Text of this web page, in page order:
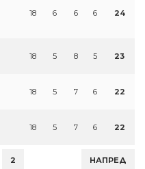
18 6 6 6 24
18 5 8 5 23
18 5 7 6 22
18 5 7 6 22
2 НАПРЕД